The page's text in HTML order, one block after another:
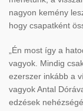
nagyon kemény
hogy csapatként
„Én most így a
vagyok. Mindig
ezerszer inkább a
vagyok Antal
edzések